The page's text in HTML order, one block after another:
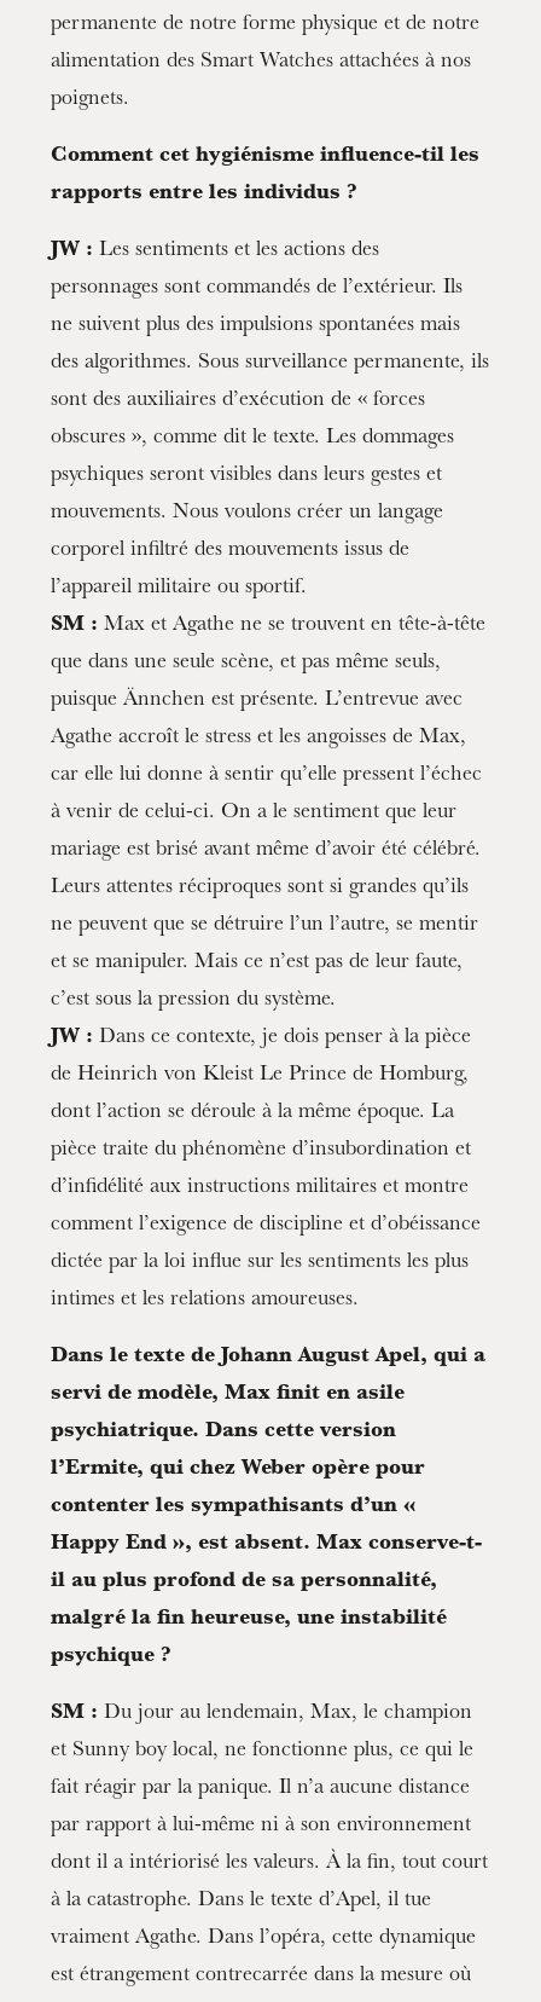
permanente de notre forme physique et de notre
alimentation des Smart Watches attachées à nos
poignets.
Comment cet hygiénisme influence-til les
rapports entre les individus ?
JW : Les sentiments et les actions des
personnages sont commandés de l’extérieur. Ils
ne suivent plus des impulsions spontanées mais
des algorithmes. Sous surveillance permanente, ils
sont des auxiliaires d’exécution de « forces
obscures », comme dit le texte. Les dommages
psychiques seront visibles dans leurs gestes et
mouvements. Nous voulons créer un langage
corporel infiltré des mouvements issus de
l’appareil militaire ou sportif.
SM : Max et Agathe ne se trouvent en tête-à-tête
que dans une seule scène, et pas même seuls,
puisque Ännchen est présente. L’entrevue avec
Agathe accroît le stress et les angoisses de Max,
car elle lui donne à sentir qu’elle pressent l’échec
à venir de celui-ci. On a le sentiment que leur
mariage est brisé avant même d’avoir été célébré.
Leurs attentes réciproques sont si grandes qu’ils
ne peuvent que se détruire l’un l’autre, se mentir
et se manipuler. Mais ce n’est pas de leur faute,
c’est sous la pression du système.
JW : Dans ce contexte, je dois penser à la pièce
de Heinrich von Kleist Le Prince de Homburg,
dont l’action se déroule à la même époque. La
pièce traite du phénomène d’insubordination et
d’infidélité aux instructions militaires et montre
comment l’exigence de discipline et d’obéissance
dictée par la loi influe sur les sentiments les plus
intimes et les relations amoureuses.
Dans le texte de Johann August Apel, qui a
servi de modèle, Max finit en asile
psychiatrique. Dans cette version
l’Ermite, qui chez Weber opère pour
contenter les sympathisants d’un «
Happy End », est absent. Max conserve-t-
il au plus profond de sa personnalité,
malgré la fin heureuse, une instabilité
psychique ?
SM : Du jour au lendemain, Max, le champion
et Sunny boy local, ne fonctionne plus, ce qui le
fait réagir par la panique. Il n’a aucune distance
par rapport à lui-même ni à son environnement
dont il a intériorisé les valeurs. À la fin, tout court
à la catastrophe. Dans le texte d’Apel, il tue
vraiment Agathe. Dans l’opéra, cette dynamique
est étrangement contrecarrée dans la mesure où